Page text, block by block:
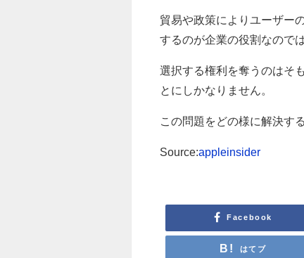
貿易や政策によりユーザー
するのが企業の役割なので
選択する権利を奪うのはそ
とにしかなりません。
この問題をどの様に解決す
Source:appleinsider
Facebook
はてブ